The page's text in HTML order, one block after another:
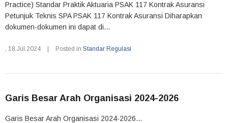
Practice) Standar Praktik Aktuaria PSAK 117 Kontrak Asuransi
Petunjuk Teknis SPA PSAK 117 Kontrak Asuransi Diharapkan
dokumen-dokumen ini dapat di...
, 18.Jul.2024 Posted in Standar Regulasi
Garis Besar Arah Organisasi 2024-2026
Garis Besar Arah Organisasi 2024-2026...